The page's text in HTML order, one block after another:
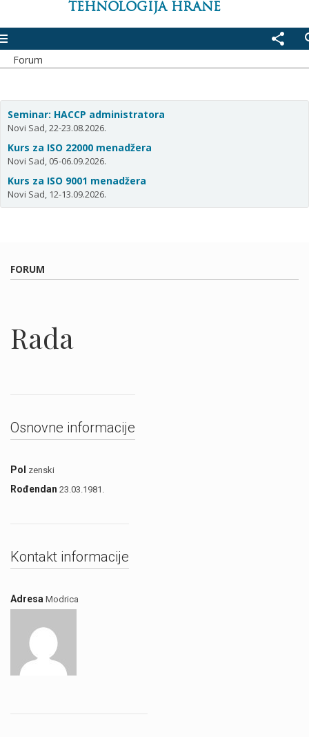
TEHNOLOGIJA HRANE
share
Forum
Seminar: HACCP administratora
Novi Sad, 22-23.08.2026.
Kurs za ISO 22000 menadžera
Novi Sad, 05-06.09.2026.
Kurs za ISO 9001 menadžera
Novi Sad, 12-13.09.2026.
FORUM
Rada
Osnovne informacije
Pol zenski
Rođendan 23.03.1981.
Kontakt informacije
Adresa Modrica